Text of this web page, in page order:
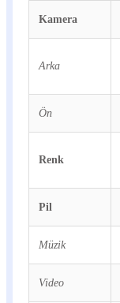
Kamera
Arka
Ön
Renk
Pil
Müzik
Video